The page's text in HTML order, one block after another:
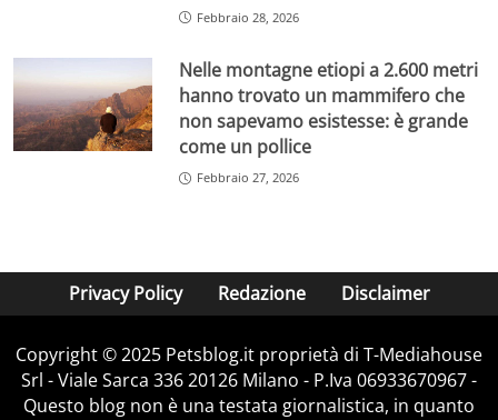
Febbraio 28, 2026
Nelle montagne etiopi a 2.600 metri
hanno trovato un mammifero che
non sapevamo esistesse: è grande
come un pollice
Febbraio 27, 2026
Privacy Policy Redazione Disclaimer
Copyright © 2025 Petsblog.it proprietà di T-Mediahouse
Srl - Viale Sarca 336 20126 Milano - P.Iva 06933670967 -
Questo blog non è una testata giornalistica, in quanto